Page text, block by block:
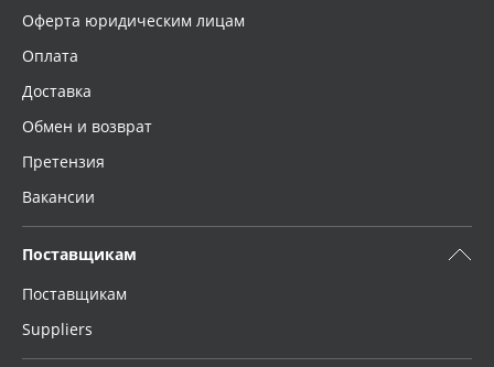
Оферта юридическим лицам
Оплата
Доставка
Обмен и возврат
Претензия
Вакансии
Поставщикам
Поставщикам
Suppliers